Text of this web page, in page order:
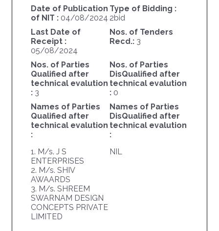
Date of Publication
of NIT : 04/08/2024
Type of Bidding :
2bid
Last Date of
Receipt :
05/08/2024
Nos. of Tenders
Recd.: 3
Nos. of Parties
Qualified after
technical evalution
: 3
Nos. of Parties
DisQualified after
technical evalution
: 0
Names of Parties
Qualified after
technical evalution
:
1. M/s. J S
ENTERPRISES
2. M/s. SHIV
AWAARDS
3. M/s. SHREEM
SWARNAM DESIGN
CONCEPTS PRIVATE
LIMITED
Names of Parties
DisQualified after
technical evalution
:
NIL